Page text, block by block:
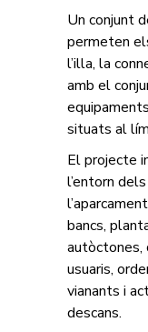
Un conjunt
permeten
l’illa, la
amb el
situats al
El projecte
l’entorn
bancs,
autòctones,
usuaris,
vianants i
descans.